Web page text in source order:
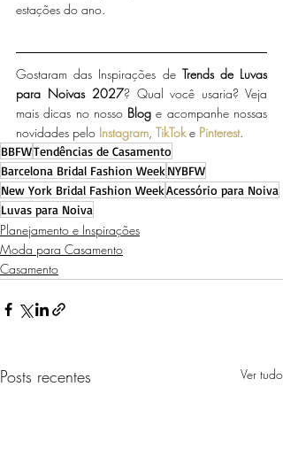
estações do ano.
Gostaram das Inspirações de Trends de Luvas
para Noivas 2027? Qual você usaria? Veja
mais dicas no nosso Blog e acompanhe nossas
novidades pelo Instagram, TikTok e Pinterest.
BBFWTendências de Casamento
Barcelona Bridal Fashion WeekNYBFW
New York Bridal Fashion WeekAcessório para Noiva
Luvas para Noiva
Planejamento e Inspirações
Moda para Casamento
Casamento
Posts recentes Ver tudo